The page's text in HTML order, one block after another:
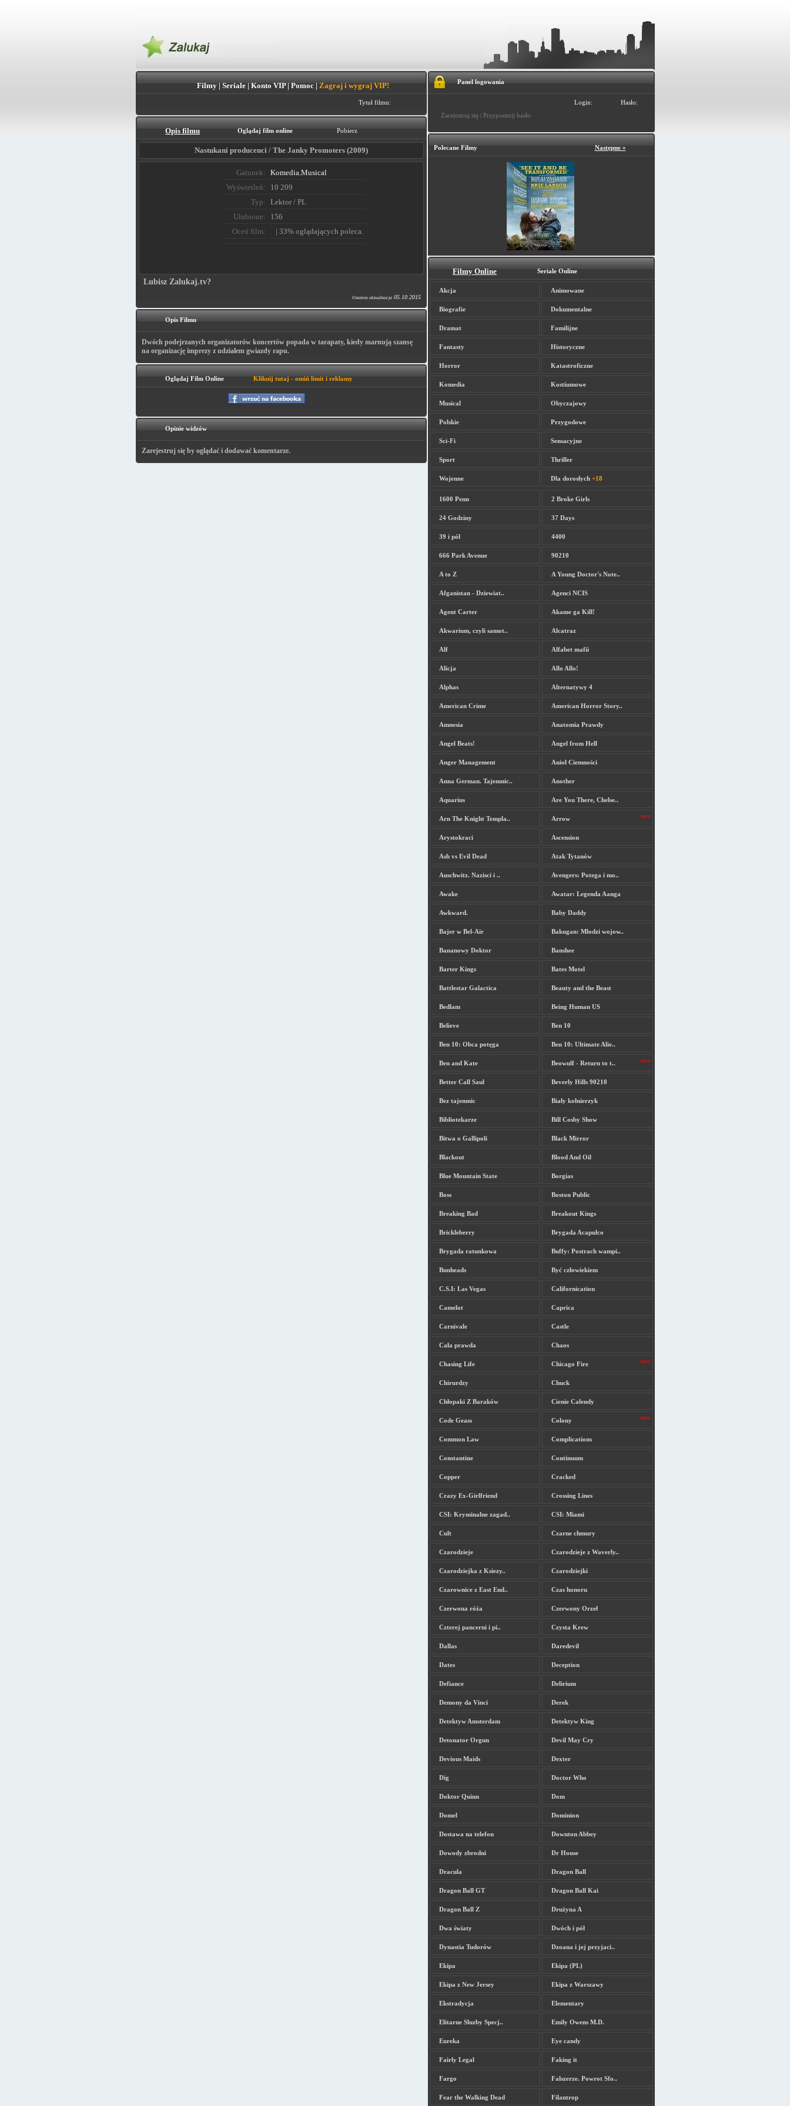
Filmy| Seriale| Konto VIP| Pomoc| Zagraj i wygraj VIP!
Tytuł filmu:
Opis filmu Oglądaj film online Pobierz
Nastukani producenci / The Janky Promoters (2009)
Gatunek: Komedia,Musical
Wyświetleń:
10 209
Typ:
Lektor / PL
Ulubione:
156
Oceń film:
| 33% oglądających poleca.
Lubisz Zalukaj.tv?
Ostatnia aktualizacja05.10.2015
Opis Filmu
Dwóch podejrzanych organizatorów koncertów popada w tarapaty, kiedy marnują szansę
na organizację imprezy z udziałem gwiazdy rapu.
Oglądaj Film Online Kliknij tutaj - omiń limit i reklamy
Opinie widzów
Zarejestruj się by oglądać i dodawać komentarze.
Panel logowania
Login:
Hasło:
Zarejestruj się | Przypomnij hasło
Polecane Filmy Następne »
Filmy Online Seriale Online
Akcja Animowane
Biografie Dokumentalne
Dramat Familijne
Fantasty Historyczne
Horror Katastroficzne
Komedia Kostiumowe
Musical Obyczajowy
Polskie Przygodowe
Sci-Fi Sensacyjne
Sport Thriller
Wojenne Dla dorosłych +18
1600 Penn 2 Broke Girls
24 Godziny 37 Days
39 i pół 4400
666 Park Avenue 90210
A to Z A Young Doctor's Note..
Afganistan - Dziewiat.. Agenci NCIS
Agent Carter Akame ga Kill!
Akwarium, czyli samot.. Alcatraz
Alf Alfabet mafii
Alicja Allo Allo!
Alphas Alternatywy 4
American Crime American Horror Story..
Amnesia Anatomia Prawdy
Angel Beats! Angel from Hell
Anger Management Anioł Ciemności
Anna German. Tajemnic.. Another
Aquarius Are You There, Chelse..
Arn The Knight Templa.. Arrow
Arystokraci Ascension
Ash vs Evil Dead Atak Tytanów
Auschwitz. Nazisci i .. Avengers: Potega i mo..
Awake Awatar: Legenda Aanga
Awkward. Baby Daddy
Bajer w Bel-Air Bakugan: Mlodzi wojow..
Bananowy Doktor Banshee
Barter Kings Bates Motel
Battlestar Galactica Beauty and the Beast
Bedlam Being Human US
Believe Ben 10
Ben 10: Obca potęga Ben 10: Ultimate Alie..
Ben and Kate Beowulf - Return to t..
Better Call Saul Beverly Hills 90210
Bez tajemnic Biały kołnierzyk
Bibliotekarze Bill Cosby Show
Bitwa o Gallipoli Black Mirror
Blackout Blood And Oil
Blue Mountain State Borgias
Boss Boston Public
Breaking Bad Breakout Kings
Brickleberry Brygada Acapulco
Brygada ratunkowa Buffy: Postrach wampi..
Bunheads Być człowiekiem
C.S.I: Las Vegas Californication
Camelot Caprica
Carnivale Castle
Cała prawda Chaos
Chasing Life Chicago Fire
Chirurdzy Chuck
Chłopaki Z Baraków Cienie Calendy
Code Geass Colony
Common Law Complications
Constantine Continuum
Copper Cracked
Crazy Ex-Girlfriend Crossing Lines
CSI: Kryminalne zagad.. CSI: Miami
Cult Czarne chmury
Czarodzieje Czarodzieje z Waverly..
Czarodziejka z Ksiezy.. Czarodziejki
Czarownice z East End.. Czas honoru
Czerwona róża Czerwony Orzeł
Czterej pancerni i pi.. Czysta Krew
Dallas Daredevil
Dates Deception
Defiance Delirium
Demony da Vinci Derek
Detektyw Amsterdam Detektyw King
Detonator Orgun Devil May Cry
Devious Maids Dexter
Dig Doctor Who
Doktor Quinn Dom
Domel Dominion
Dostawa na telefon Downton Abbey
Dowody zbrodni Dr House
Dracula Dragon Ball
Dragon Ball GT Dragon Ball Kai
Dragon Ball Z Drużyna A
Dwa światy Dwóch i pół
Dynastia Tudorów Dzoana i jej przyjaci..
Ekipa Ekipa (PL)
Ekipa z New Jersey Ekipa z Warszawy
Ekstradycja Elementary
Elitarne Sluzby Specj.. Emily Owens M.D.
Eureka Eye candy
Fairly Legal Faking it
Fargo Falszerze. Powrot Sfo..
Fear the Walking Dead Filantrop